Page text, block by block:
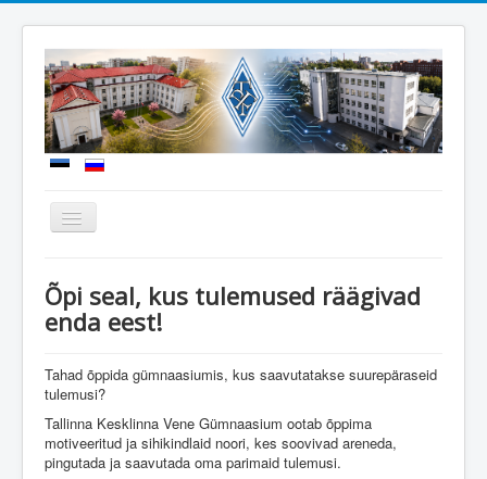
Näita/Peida
menüüd
Meie kool
Õppetöö
Koolielu
Dokumendid
Õpi seal, kus tulemused räägivad
enda eest!
Tahad õppida gümnaasiumis, kus saavutatakse suurepäraseid
tulemusi?
Tallinna Kesklinna Vene Gümnaasium ootab õppima
motiveeritud ja sihikindlaid noori, kes soovivad areneda,
pingutada ja saavutada oma parimaid tulemusi.